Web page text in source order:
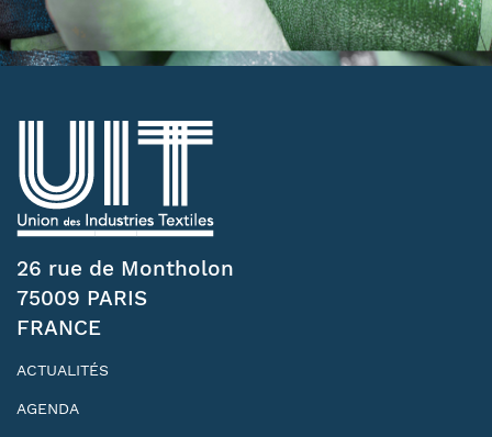
26 rue de Montholon
75009 PARIS
FRANCE
ACTUALITÉS
AGENDA